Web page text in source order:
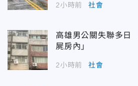
2小時前 社會
高雄男公關失聯多日
屍房內」
2小時前 社會